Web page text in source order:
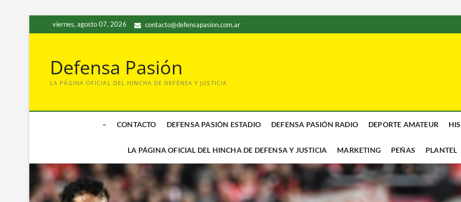
al
viernes, agosto 07, 2026 contacto@defensapasion.com.ar
Defensa Pasión
LA PÁGINA OFICIAL DEL HINCHA DE DEFENSA Y JUSTICIA
– CONTACTO DEFENSA PASIÓN ESTADIO DEFENSA PASIÓN RADIO DEPORTE AMATEUR
LA PÁGINA OFICIAL DEL HINCHA DE DEFENSA Y JUSTICIA MARKETING PEÑAS PLANTEL